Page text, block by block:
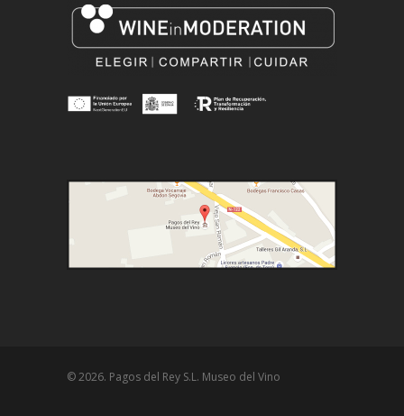
© 2026. Pagos del Rey S.L. Museo del Vino